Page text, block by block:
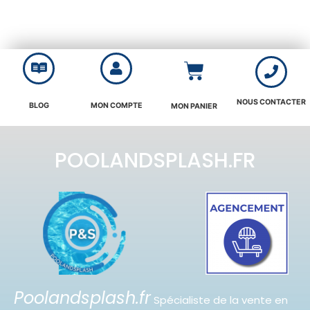
BLOG MON COMPTE MON PANIER NOUS CONTACTER
POOLANDSPLASH.FR
Poolandsplash.fr Spécialiste de la vente en